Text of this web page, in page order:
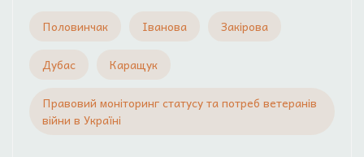
Половинчак Іванова Закірова
Дубас Каращук
Правовий моніторинг статусу та потреб ветеранів
війни в Україні